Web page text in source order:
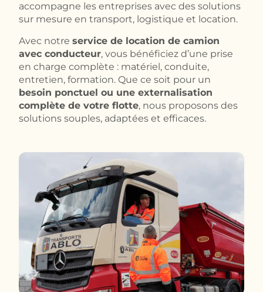
accompagne les entreprises avec des solutions
sur mesure en transport, logistique et location.
Avec notre service de location de camion
avec conducteur, vous bénéficiez d’une prise
en charge complète : matériel, conduite,
entretien, formation. Que ce soit pour un
besoin ponctuel ou une externalisation
complète de votre flotte, nous proposons des
solutions souples, adaptées et efficaces.